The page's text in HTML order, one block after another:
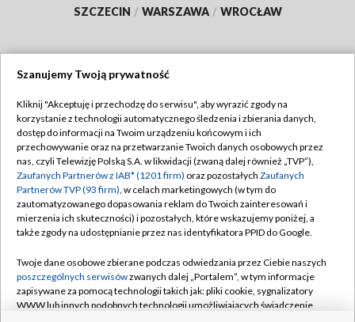
SZCZECIN / WARSZAWA / WROCŁAW
TVP
Abonament TVP
Emisja w TVP
Centrum informacji TVP
Naziemna Telewizja Cyfrowa
Rada Programowa
System NOS
Regulamin TVP
Polityka prywatności
Moje zgody
Pomoc
Kontakt
Szanujemy Twoją prywatność
Kliknij "Akceptuję i przechodzę do serwisu", aby wyrazić zgody na
korzystanie z technologii automatycznego śledzenia i zbierania danych,
dostęp do informacji na Twoim urządzeniu końcowym i ich
przechowywanie oraz na przetwarzanie Twoich danych osobowych przez
nas, czyli Telewizję Polską S.A. w likwidacji (zwaną dalej również „TVP”),
Zaufanych Partnerów z IAB* (1201 firm) oraz pozostałych Zaufanych
Partnerów TVP (93 firm), w celach marketingowych (w tym do
zautomatyzowanego dopasowania reklam do Twoich zainteresowań i
mierzenia ich skuteczności) i pozostałych, które wskazujemy poniżej, a
także zgody na udostępnianie przez nas identyfikatora PPID do Google.
Twoje dane osobowe zbierane podczas odwiedzania przez Ciebie naszych
poszczególnych serwisówzwanych dalej „Portalem”, w tym informacje
zapisywane za pomocą technologii takich jak: pliki cookie, sygnalizatory
WWW lub innych podobnych technologii umożliwiających świadczenie